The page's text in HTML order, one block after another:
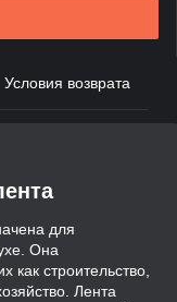
Условия возврата
для
Она
как строительство,
Лента